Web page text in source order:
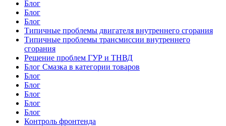
Блог
Блог
Блог
Типичные проблемы двигателя внутреннего сгорания
Типичные проблемы трансмиссии внутреннего
сгорания
Решение проблем ГУР и ТНВД
Блог Смазка в категории товаров
Блог
Блог
Блог
Блог
Блог
Контроль фронтенда